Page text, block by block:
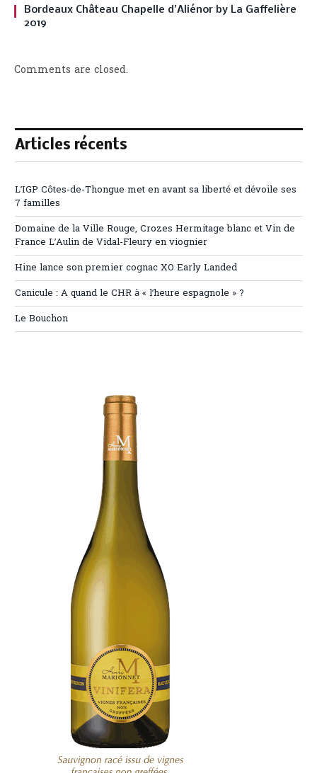
Bordeaux Château Chapelle d’Aliénor by La Gaffelière
2019
Comments are closed.
Articles récents
L’IGP Côtes-de-Thongue met en avant sa liberté et dévoile ses
7 familles
Domaine de la Ville Rouge, Crozes Hermitage blanc et Vin de
France L’Aulin de Vidal-Fleury en viognier
Hine lance son premier cognac XO Early Landed
Canicule : A quand le CHR à « l’heure espagnole » ?
Le Bouchon